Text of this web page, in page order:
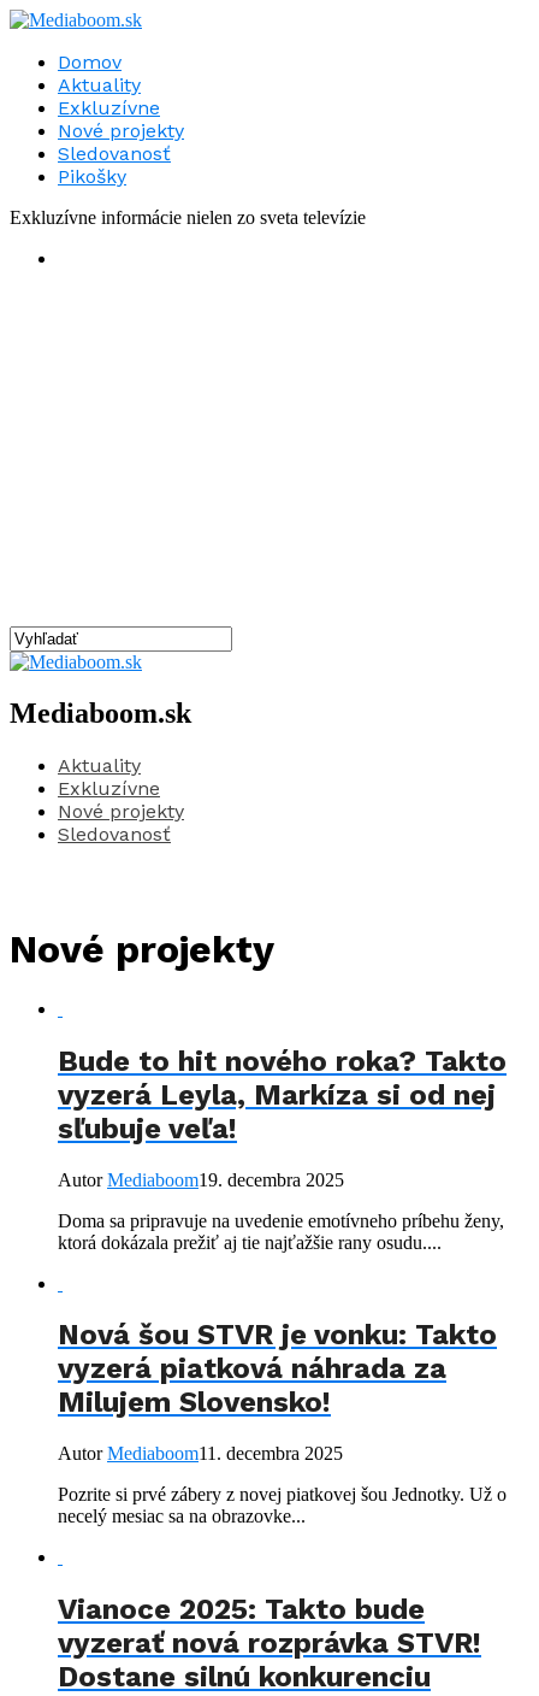
Domov
Aktuality
Exkluzívne
Nové projekty
Sledovanosť
Pikošky
Exkluzívne informácie nielen zo sveta televízie
Mediaboom.sk
Aktuality
Exkluzívne
Nové projekty
Sledovanosť
Nové projekty
Bude to hit nového roka? Takto
vyzerá Leyla, Markíza si od nej
sľubuje veľa!
AutorMediaboom19. decembra 2025
Doma sa pripravuje na uvedenie emotívneho príbehu ženy,
ktorá dokázala prežiť aj tie najťažšie rany osudu....
Nová šou STVR je vonku: Takto
vyzerá piatková náhrada za
Milujem Slovensko!
AutorMediaboom11. decembra 2025
Pozrite si prvé zábery z novej piatkovej šou Jednotky. Už o
necelý mesiac sa na obrazovke...
Vianoce 2025: Takto bude
vyzerať nová rozprávka STVR!
Dostane silnú konkurenciu